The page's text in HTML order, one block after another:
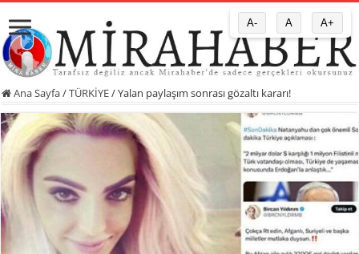
Ana Sayfa/TÜRKİYE/Yalan paylaşım sonrası gözaltı kararı!
A- A A+